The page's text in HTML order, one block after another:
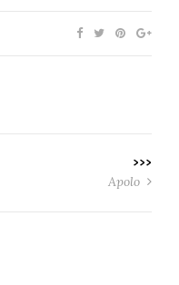
>>>
Apolo